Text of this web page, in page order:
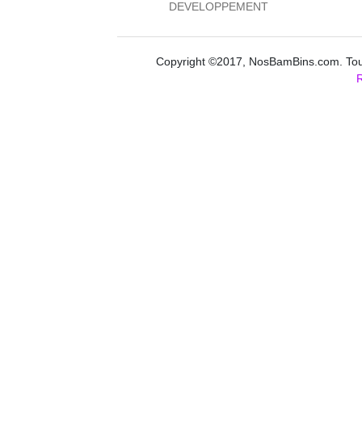
DEVELOPPEMENT
Copyright ©2017, NosBamBins.com.